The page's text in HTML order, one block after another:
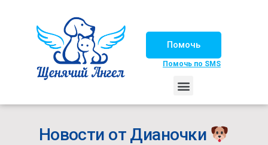
Помочь
Помочь по SMS
Новости от Дианочки